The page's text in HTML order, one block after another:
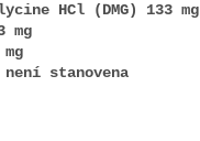
HCl (DMG) 133 mg
mg
stanovena